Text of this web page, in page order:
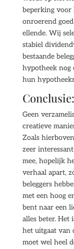
beperking voor
onroerend
ellende. Wij
stabiel
bestaande
hypotheek nog
hun
Geen
creatieve
Zoals
zeer
mee, hopelijk
verhaal apart,
beleggers
met een hoog
bent naar een
alles beter. Het
het uitgaat van
moet wel heel